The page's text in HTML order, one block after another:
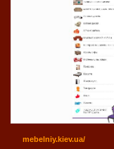
mebelniy.kiev.ua/